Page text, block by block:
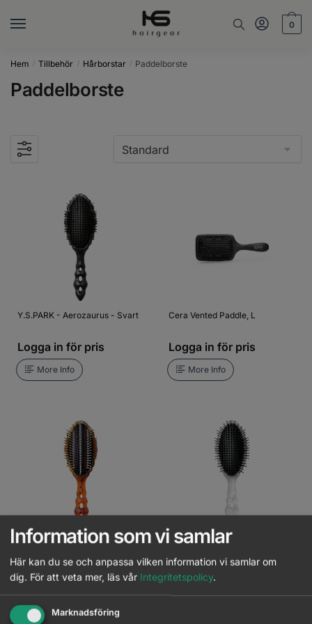
0
Hem / Tillbehör / Hårborstar / Paddelborste
Paddelborste
Y.S.PARK - Aerozaurus - Svart
Logga in för pris
More Info
Cera Vented Paddle, L
Logga in för pris
More Info
Y.S.PARK - Aerozaurus - Amber
Logga in för pris
More Info
Y.S.PARK - Aerozaurus -
Logga in för pris
More Info
Information som vi samlar
Här kan du se och anpassa vilken information vi samlar om
dig. För att veta mer, läs vår Integritetspolicy.
Marknadsföring